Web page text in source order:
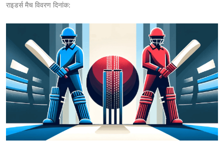
राइडर्स मैच विवरण दिनांक: